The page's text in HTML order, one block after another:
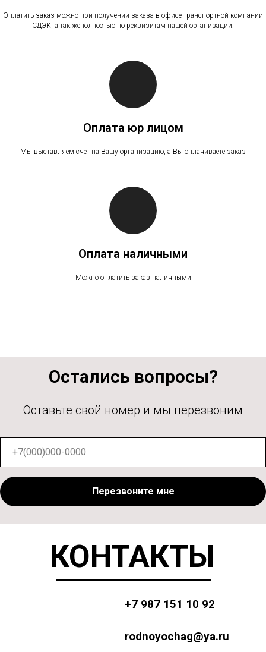
Оплатить заказ можно при получении заказа в офисе транспортной компании
СДЭК, а так жеполностью по реквизитам нашей организации.
Оплата юр лицом
Мы выставляем счет на Вашу организацию, а Вы оплачиваете заказ
Оплата наличными
Можно оплатить заказ наличными
Остались вопросы?
Оставьте свой номер и мы перезвоним
Перезвоните мне
+7 987 151 10 92
rodnoyochag@ya.ru
КОНТАКТЫ